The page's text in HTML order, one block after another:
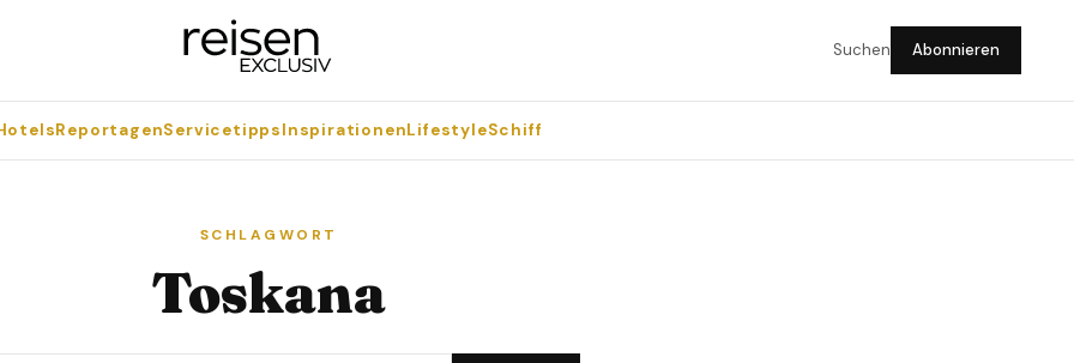
Suchen Abonnieren
ReportagenServicetippsInspirationenLifestyleSchiff
SCHLAGWORT
Toskana